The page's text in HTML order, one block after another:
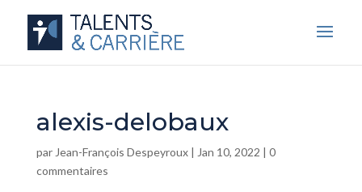
alexis-delobaux
par Jean-François Despeyroux| Jan 10, 2022 | 0
commentaires